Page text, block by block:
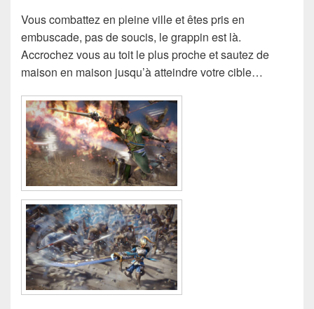
Vous combattez en pleine ville et êtes pris en
embuscade, pas de soucis, le grappin est là.
Accrochez vous au toit le plus proche et sautez de
maison en maison jusqu’à atteindre votre cible…